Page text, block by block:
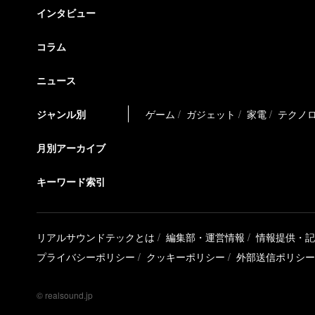
インタビュー
コラム
ニュース
ジャンル別 ゲーム ガジェット 家電 テクノ
月別アーカイブ
キーワード索引
リアルサウンドテックとは 編集部・運営情報
情報提供・
プライバシーポリシー
クッキーポリシー 外部送信ポリシー
© realsound.jp